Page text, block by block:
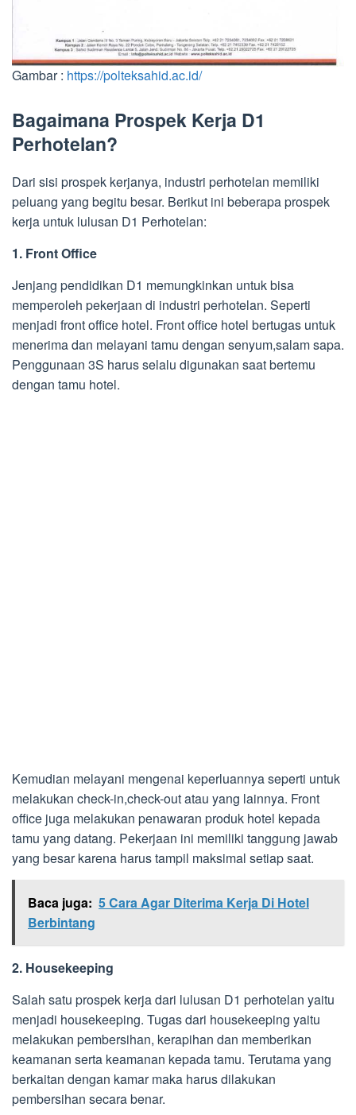
Gambar : https://polteksahid.ac.id/
Bagaimana Prospek Kerja D1
Perhotelan?
Dari sisi prospek kerjanya, industri perhotelan memiliki
peluang yang begitu besar. Berikut ini beberapa prospek
kerja untuk lulusan D1 Perhotelan:
1. Front Office
Jenjang pendidikan D1 memungkinkan untuk bisa
memperoleh pekerjaan di industri perhotelan. Seperti
menjadi front office hotel. Front office hotel bertugas untuk
menerima dan melayani tamu dengan senyum,salam sapa.
Penggunaan 3S harus selalu digunakan saat bertemu
dengan tamu hotel.
Kemudian melayani mengenai keperluannya seperti untuk
melakukan check-in,check-out atau yang lainnya. Front
office juga melakukan penawaran produk hotel kepada
tamu yang datang. Pekerjaan ini memiliki tanggung jawab
yang besar karena harus tampil maksimal setiap saat.
Baca juga: 5 Cara Agar Diterima Kerja Di Hotel
Berbintang
2. Housekeeping
Salah satu prospek kerja dari lulusan D1 perhotelan yaitu
menjadi housekeeping. Tugas dari housekeeping yaitu
melakukan pembersihan, kerapihan dan memberikan
keamanan serta keamanan kepada tamu. Terutama yang
berkaitan dengan kamar maka harus dilakukan
pembersihan secara benar.